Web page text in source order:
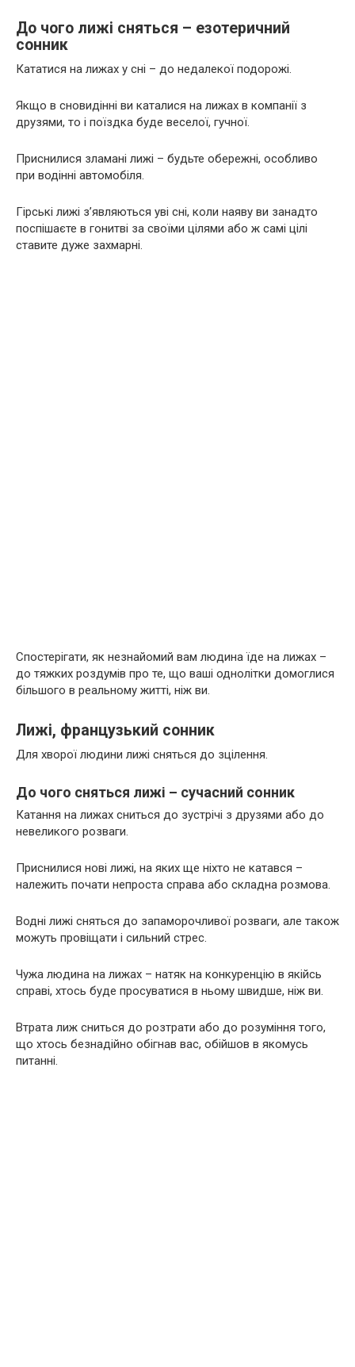
До чого лижі сняться – езотеричний
сонник
Кататися на лижах у сні – до недалекої подорожі.
Якщо в сновидінні ви каталися на лижах в компанії з
друзями, то і поїздка буде веселої, гучної.
Приснилися зламані лижі – будьте обережні, особливо
при водінні автомобіля.
Гірські лижі з’являються уві сні, коли наяву ви занадто
поспішаєте в гонитві за своїми цілями або ж самі цілі
ставите дуже захмарні.
Спостерігати, як незнайомий вам людина їде на лижах –
до тяжких роздумів про те, що ваші однолітки домоглися
більшого в реальному житті, ніж ви.
Лижі, французький сонник
Для хворої людини лижі сняться до зцілення.
До чого сняться лижі – сучасний сонник
Катання на лижах сниться до зустрічі з друзями або до
невеликого розваги.
Приснилися нові лижі, на яких ще ніхто не катався –
належить почати непроста справа або складна розмова.
Водні лижі сняться до запаморочливої розваги, але також
можуть провіщати і сильний стрес.
Чужа людина на лижах – натяк на конкуренцію в якійсь
справі, хтось буде просуватися в ньому швидше, ніж ви.
Втрата лиж сниться до розтрати або до розуміння того,
що хтось безнадійно обігнав вас, обійшов в якомусь
питанні.